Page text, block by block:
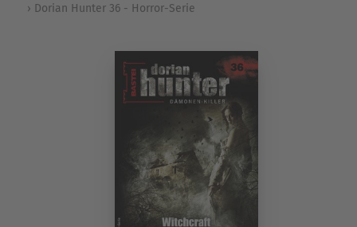
Dorian Hunter 36 - Horror-Serie